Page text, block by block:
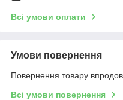
Всі умови оплати
Умови повернення
Повернення товару
Всі умови повернення